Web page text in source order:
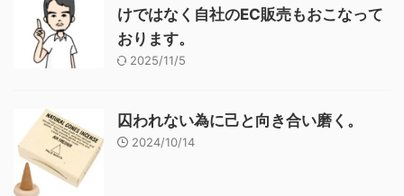
けではなく自社のEC販売もおこなって
おります。
2025/11/5
囚われない為に己と向き合い磨く。
2024/10/14